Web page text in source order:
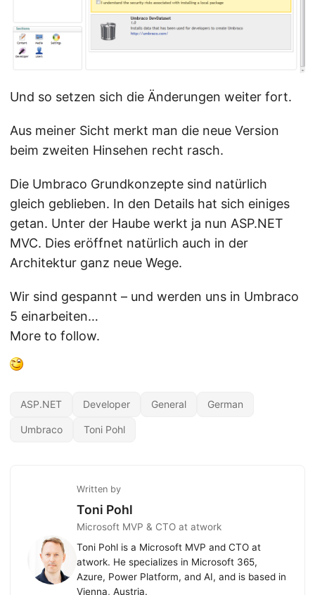
Und so setzen sich die Änderungen weiter fort.
Aus meiner Sicht merkt man die neue Version
beim zweiten Hinsehen recht rasch.
Die Umbraco Grundkonzepte sind natürlich
gleich geblieben. In den Details hat sich einiges
getan. Unter der Haube werkt ja nun ASP.NET
MVC. Dies eröffnet natürlich auch in der
Architektur ganz neue Wege.
Wir sind gespannt – und werden uns in Umbraco
5 einarbeiten…
More to follow.
ASP.NET Developer General German
Umbraco Toni Pohl
Written by
Toni Pohl
Microsoft MVP & CTO at atwork
Toni Pohl is a Microsoft MVP and CTO at
atwork. He specializes in Microsoft 365,
Azure, Power Platform, and AI, and is based in
Vienna, Austria.